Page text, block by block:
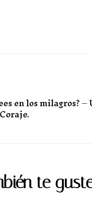
en los milagros?
te